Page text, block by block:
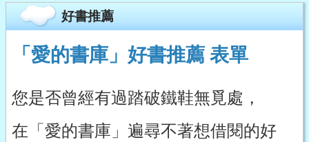
好書推薦
「愛的書庫」好書推薦 表單
您是否曾經有過踏破鐵鞋無覓處，
在「愛的書庫」遍尋不著想借閱的好